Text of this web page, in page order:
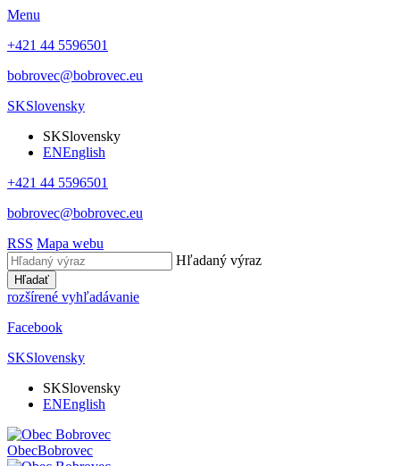
Menu
+421 44 5596501
bobrovec@bobrovec.eu
SKSlovensky
SKSlovensky
ENEnglish
+421 44 5596501
bobrovec@bobrovec.eu
RSS Mapa webu
Hľadaný výraz
Hľadať
rozšírené vyhľadávanie
Facebook
SKSlovensky
SKSlovensky
ENEnglish
ObecBobrovec